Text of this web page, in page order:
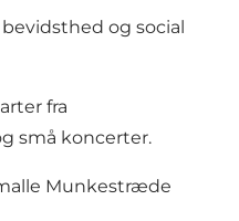
og social
fra
små koncerter.
Munkestræde